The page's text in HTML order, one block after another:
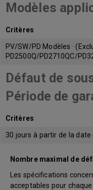
Modèles
Critères
PV/SW/PD Modèles ·
PD2500Q/PD2710QC/
Défaut de
Période de
Critères
30 jours à partir de la date
Nombre maximal de
Les spécifications
acceptables pour